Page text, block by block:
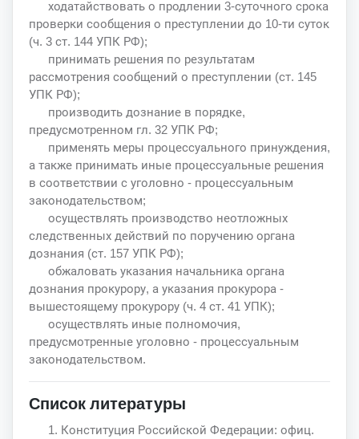
ходатайствовать о продлении 3-суточного срока
проверки сообщения о преступлении до 10-ти суток
(ч. 3 ст. 144 УПК РФ);
принимать решения по результатам
рассмотрения сообщений о преступлении (ст. 145
УПК РФ);
производить дознание в порядке,
предусмотренном гл. 32 УПК РФ;
применять меры процессуального принуждения,
а также принимать иные процессуальные решения
в соответствии с уголовно - процессуальным
законодательством;
осуществлять производство неотложных
следственных действий по поручению органа
дознания (ст. 157 УПК РФ);
обжаловать указания начальника органа
дознания прокурору, а указания прокурора -
вышестоящему прокурору (ч. 4 ст. 41 УПК);
осуществлять иные полномочия,
предусмотренные уголовно - процессуальным
законодательством.
Список литературы
1. Конституция Российской Федерации: офиц.